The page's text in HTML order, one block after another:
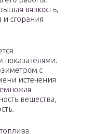
вязкость,
и сгорания
показателями.
с
истечения
вещества,